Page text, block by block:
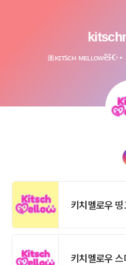
🎀ᴋɪᴛsᴄʜ
키치멜로우 띵
키치멜로우